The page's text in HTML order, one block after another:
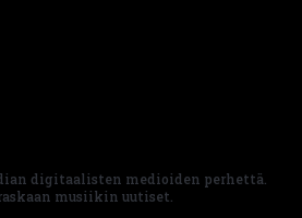
digitaalisten medioiden perhettä.
musiikin uutiset.